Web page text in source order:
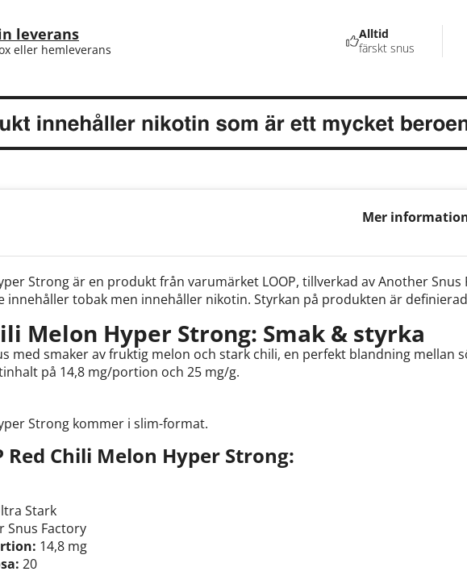
leverans
eller hemleverans
Mer
Strong är en produkt från varumärket LOOP, tillverkad av Another
tobak men innehåller nikotin. Styrkan på produkten är
Melon Hyper Strong: Smak & styrka
med smaker av fruktig melon och stark chili, en perfekt blandning mellan
på 14,8 mg/portion och 25 mg/g.
Strong kommer i slim-format.
Red Chili Melon Hyper Strong:
Stark
Snus Factory
14,8 mg
20
Alltid
färskt snus